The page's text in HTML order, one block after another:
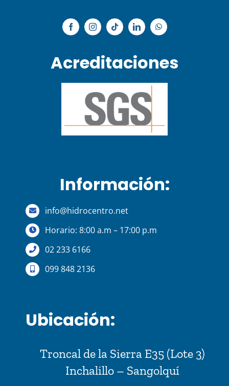
Acreditaciones
Información:
info@hidrocentro.net
Horario: 8:00 a.m – 17:00 p.m
02 233 6166
099 848 2136
Ubicación:
Troncal de la Sierra E35 (Lote 3)
Inchalillo – Sangolquí